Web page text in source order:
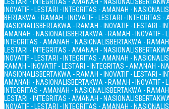
INOVATIF - LESTARI - INTEGRITAS - AMANAH - NASIONALIS
BERTAKWA - RAMAH - INOVATIF - LESTARI - INTEGRITAS
NASIONALISBERTAKWA - RAMAH - INOVATIF - LESTARI -
AMANAH - NASIONALISBERTAKWA - RAMAH - INOVATIF -
INTEGRITAS - AMANAH - NASIONALISBERTAKWA -
LESTARI - INTEGRITAS - AMANAH - NASIONALIS
INOVATIF - LESTARI - INTEGRITAS - AMANAH - NASIONALIS
RAMAH - INOVATIF - LESTARI - INTEGRITAS - AMANAH -
NASIONALISBERTAKWA - RAMAH - INOVATIF - LESTARI -
AMANAH - NASIONALISBERTAKWA - RAMAH - INOVATIF -
INTEGRITAS - AMANAH - NASIONALISBERTAKWA -
LESTARI - INTEGRITAS - AMANAH - NASIONALIS
INOVATIF - LESTARI - INTEGRITAS - AMANAH - NASIONALIS